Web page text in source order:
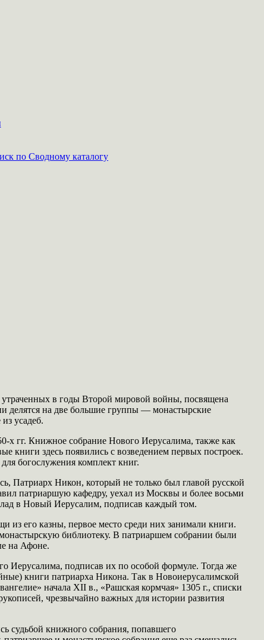
по Сводному каталогу
в годы Второй мировой войны, посвящена
делятся на две большие группы — монастырские
усадеб.
х гг. Книжное собрание Нового Иерусалима, также как
книги здесь появились с возведением первых построек.
богослужения комплект книг.
Патриарх Никон, который не только был главой русской
патриаршую кафедру, уехал из Москвы и более восьми
в Новый Иерусалим, подписав каждый том.
из его казны, первое место среди них занимали книги.
библиотеку. В патриаршем собрании были
на Афоне.
Иерусалима, подписав их по особой формуле. Тогда же
книги патриарха Никона. Так в Новоиерусалимской
начала XII в., «Рашская кормчая» 1305 г., списки
чрезвычайно важных для истории развития
судьбой книжного собрания, попавшего